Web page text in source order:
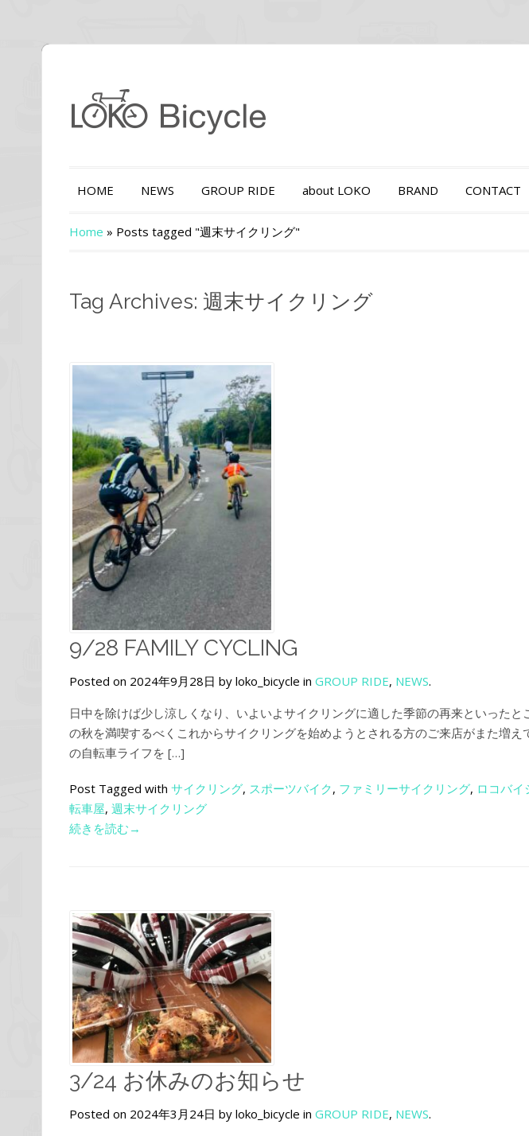
HOME NEWS GROUP RIDE about LOKO BRAND CONTACT
Home » Posts tagged "週末サイクリング"
Tag Archives: 週末サイクリング
9/28 FAMILY CYCLING
Posted on 2024年9月28日 by loko_bicycle in GROUP RIDE, NEWS.
日中を除けば少し涼しくなり、いよいよサイクリングに適した季節の再来といったと
の秋を満喫するべくこれからサイクリングを始めようとされる方のご来店がまた増え
の自転車ライフを […]
Post Tagged with サイクリング, スポーツバイク, ファミリーサイクリング, ロコバイ
転車屋, 週末サイクリング
続きを読む→
3/24 お休みのお知らせ
Posted on 2024年3月24日 by loko_bicycle in GROUP RIDE, NEWS.